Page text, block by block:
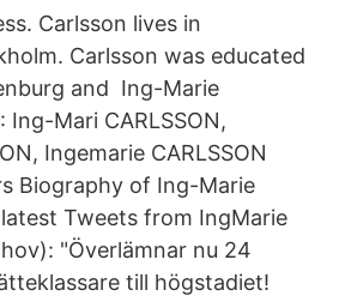
Carlsson lives in
Carlsson was educated
and Ing-Marie
Ing-Mari CARLSSON,
Ingemarie CARLSSON
Biography of Ing-Marie
latest Tweets from IngMarie
"Överlämnar nu 24
till högstadiet!